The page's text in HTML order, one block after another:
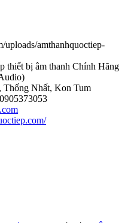
uploads/amthanhquoctiep-
thiết bị âm thanh Chính Hãng
)
Thống Nhất, Kon Tum